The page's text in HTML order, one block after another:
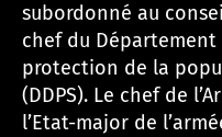
subordonné au
chef du
protection de la
(DDPS). Le chef de
l’Etat-major de